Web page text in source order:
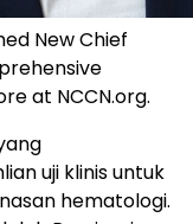
New Chief
at NCCN.org.
uji klinis untuk
hematologi.